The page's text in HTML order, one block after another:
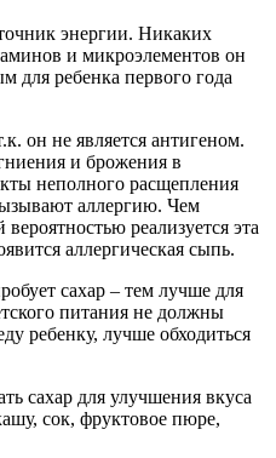
энергии. Никаких
и микроэлементов он
для ребенка первого года
он не является антигеном.
и брожения в
неполного расщепления
аллергию. Чем
реализуется эта
аллергическая сыпь.
сахар – тем лучше для
питания не должны
ребенку, лучше обходиться
сахар для улучшения вкуса
сок, фруктовое пюре,